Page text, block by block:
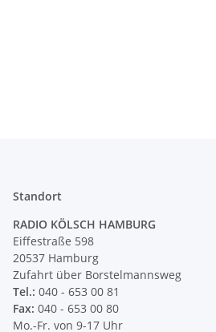
Standort
RADIO KÖLSCH HAMBURG
Eiffestraße 598
20537 Hamburg
Zufahrt über Borstelmannsweg
Tel.: 040 - 653 00 81
Fax: 040 - 653 00 80
Mo.-Fr. von 9-17 Uhr